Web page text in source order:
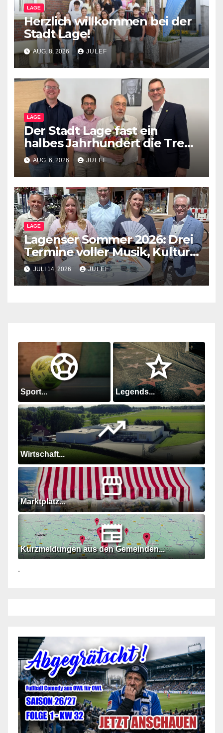
LAGE
Herzlich willkommen bei der
Stadt Lage!
AUG. 8, 2026 JULEF
LAGE
Der Stadt Lage fast ein
halbes Jahrhundert die Treue
gehalten
AUG. 6, 2026 JULEF
LAGE
Lagenser Sommer 2026: Drei
Termine voller Musik, Kultur
und Begegnungen auf dem
Marktplatz
JULI 14, 2026 JULEF
Sport... Legends...
Wirtschaft...
Marktplatz...
Kurzmeldungen aus den Gemeinden...
.